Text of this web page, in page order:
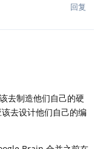
回复
去制造他们自己的硬
去设计他们自己的编